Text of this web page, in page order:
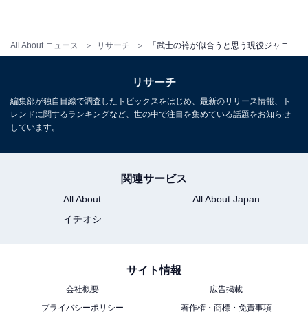
All About ニュース リサーチ
さから、袴姿が似合いそうといったコメントが集まりま
さらに「体格がいいので着崩れしている感がなくていい
と思います（49歳男性）」「がっちりした筋肉質な体型
＞19位までの全ランキング結果を見る
※回答者のコメントは原文ママです
リサーチ
編集部が独自目線で調査したトピックスをはじめ、最新のリリース情報、ト
レンドに関するランキングなど、世の中で注目を集めている話題をお知らせ
しています。
関連サービス
All About
All About Japan
イチオシ
サイト情報
会社概要
広告掲載
プライバシーポリシー
著作権・商標・免責事項